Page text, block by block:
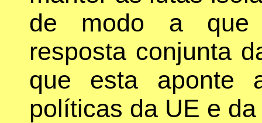
de modo a que
resposta conjunta
que esta aponte
políticas da UE e da